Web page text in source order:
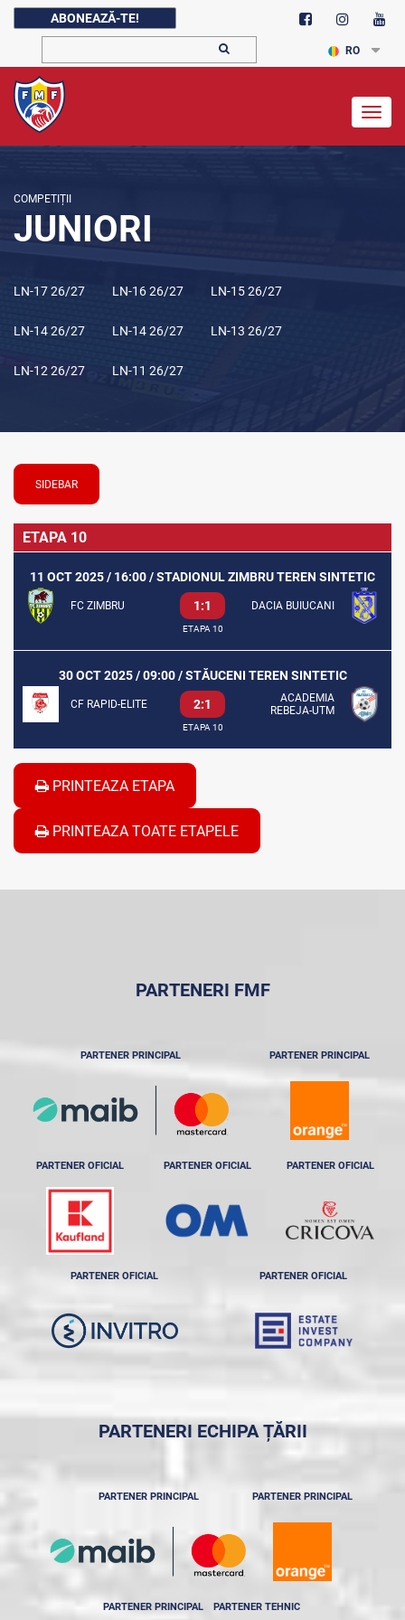
ABONEAZĂ-TE!
RO
COMPETIȚII
JUNIORI
LN-17 26/27 LN-16 26/27 LN-15 26/27
LN-14 26/27 LN-14 26/27 LN-13 26/27
LN-12 26/27 LN-11 26/27
SIDEBAR
ETAPA 10
11 OCT 2025 / 16:00 / STADIONUL ZIMBRU TEREN SINTETIC
FC ZIMBRU 1:1 DACIA BUIUCANI
ETAPA 10
30 OCT 2025 / 09:00 / STĂUCENI TEREN SINTETIC
CF RAPID-ELITE 2:1
ACADEMIA
REBEJA-UTM
ETAPA 10
PRINTEAZA ETAPA
PRINTEAZA TOATE ETAPELE
PARTENERI FMF
PARTENER PRINCIPAL PARTENER PRINCIPAL
PARTENER OFICIAL PARTENER OFICIAL PARTENER OFICIAL
PARTENER OFICIAL PARTENER OFICIAL
PARTENERI ECHIPA ȚĂRII
PARTENER PRINCIPAL PARTENER PRINCIPAL
PARTENER PRINCIPAL PARTENER TEHNIC